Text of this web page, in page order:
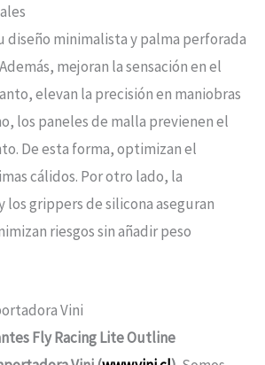
diseño minimalista y palma perforada
mejoran la sensación en el
elevan la precisión en maniobras
los paneles de malla previenen el
De esta forma, optimizan el
cálidos. Por otro lado, la
los grippers de silicona aseguran
riesgos sin añadir peso
Vini
Fly Racing Lite Outline